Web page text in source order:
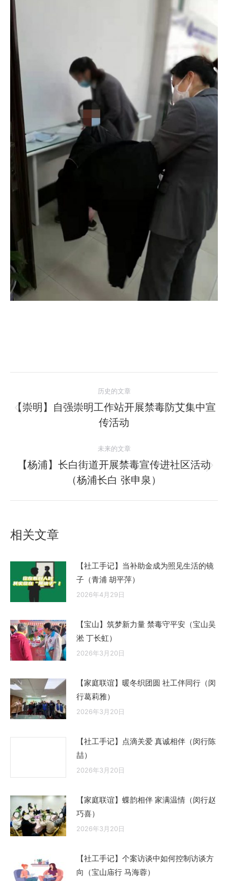
章
历史的文章
历
史
章：
【崇明】自强崇明工作站开展禁毒防艾集中宣
传活动
未来的文章
未
来
的
【杨浦】长白街道开展禁毒宣传进社区活动
（杨浦长白 张申泉）
相关文章
【社工手记】当补助金成为照见生活的镜
子（青浦 胡平萍）
2026年4月29日
【宝山】筑梦新力量 禁毒守平安（宝山吴
淞 丁长虹）
2026年3月20日
【家庭联谊】暖冬织团圆 社工伴同行（闵
行葛莉雅）
2026年3月20日
【社工手记】点滴关爱 真诚相伴（闵行陈
喆）
2026年3月20日
【家庭联谊】蝶韵相伴 家满温情（闵行赵
巧喜）
2026年3月20日
【社工手记】个案访谈中如何控制访谈方
向（宝山庙行 马海蓉）